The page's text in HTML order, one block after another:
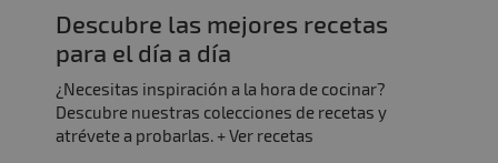
Descubre las mejores recetas
para el día a día
¿Necesitas inspiración a la hora de cocinar?
Descubre nuestras colecciones de recetas y
atrévete a probarlas. + Ver recetas